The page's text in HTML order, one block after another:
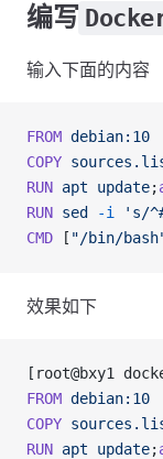
编写
输入下面的内容
FROM debian:10
COPY
RUN apt update;
RUN sed -i
's/
CMD [ "/bin/
效果如下
[root@bxy1
FROM debian:10
COPY
RUN apt update;